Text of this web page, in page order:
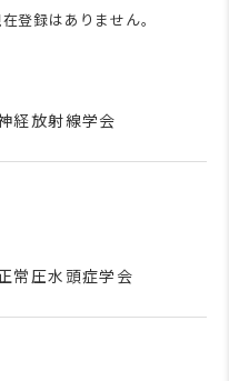
登録はありません。
経放射線学会
常圧水頭症学会